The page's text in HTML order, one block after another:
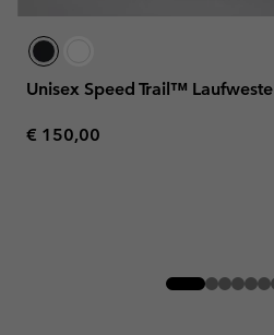
Unisex Speed Trail™ Laufweste
Regular price:
€ 150,00